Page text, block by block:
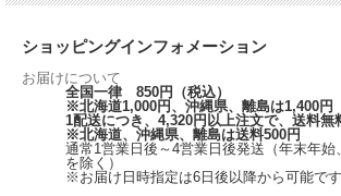
ショッピングインフォメーション
お届けについて
全国一律 850円（税込）
※北海道1,000円、沖縄県、離島は1,400円
1配送につき、4,320円以上注文で、送料無
※北海道、沖縄県、離島は送料500円
通常1営業日後～4営業日後発送（年末年始
を除く）
※お届け日時指定は6日後以降から可能です